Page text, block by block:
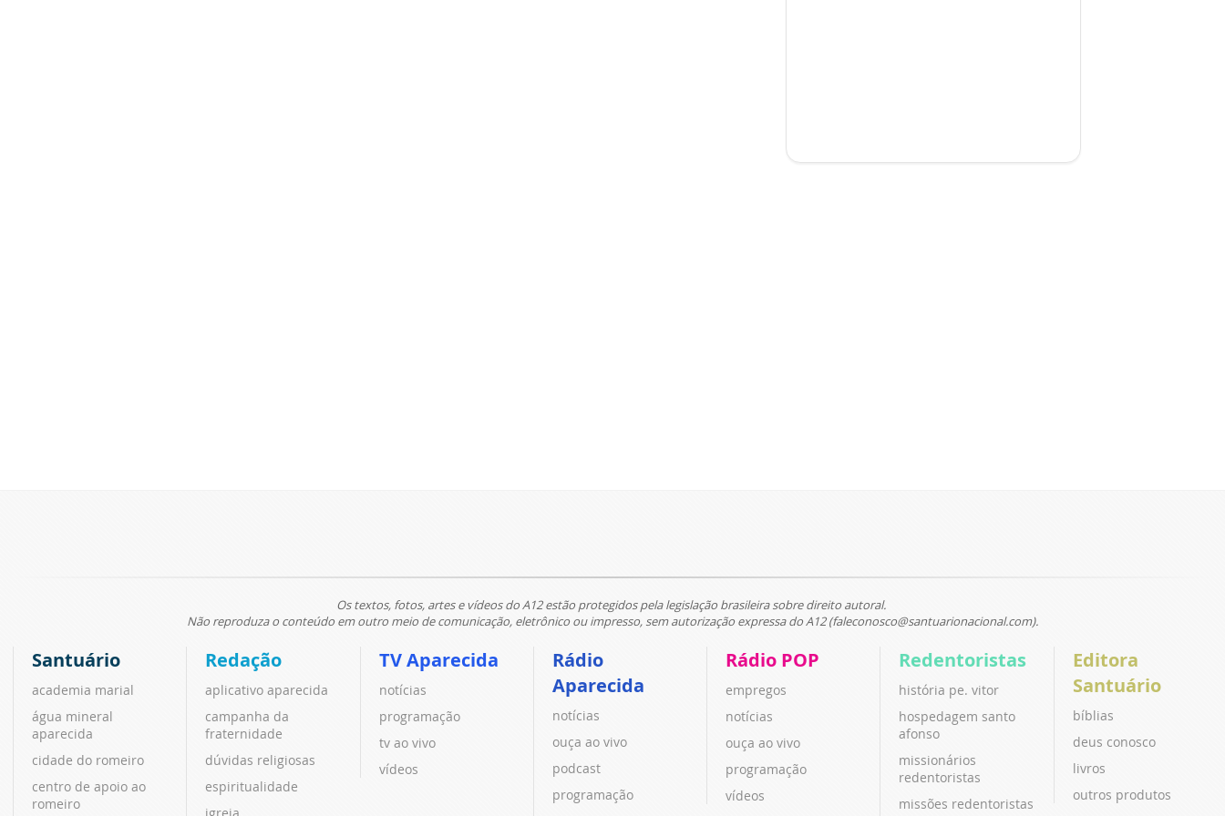
Os textos, fotos, artes e vídeos do A12 estão protegidos pela legislação brasileira sobre direito autoral.
Não reproduza o conteúdo em outro meio de comunicação, eletrônico ou impresso, sem autorização expressa do A12 (faleconosco@santuarionacional.com).
Santuário
academia marial
água mineral
aparecida
cidade do romeiro
centro de apoio ao
romeiro
Redação
aplicativo aparecida
campanha da
fraternidade
dúvidas religiosas
espiritualidade
igreja
TV Aparecida
notícias
programação
tv ao vivo
vídeos
Rádio
Aparecida
notícias
ouça ao vivo
podcast
programação
Rádio POP
empregos
notícias
ouça ao vivo
programação
vídeos
Redentoristas
história pe. vitor
hospedagem santo
afonso
missionários
redentoristas
missões redentoristas
Editora
Santuário
bíblias
deus conosco
livros
outros produtos